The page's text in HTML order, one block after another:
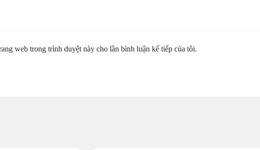
web trong trình duyệt này cho lần bình luận kế tiếp của tôi.